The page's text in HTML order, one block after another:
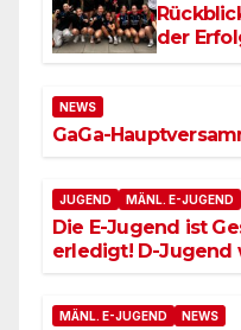
der
NEWS
GaGa-
JUGEND MÄNL. E-JUGEND
Die E-Jugend ist
erledigt! D-Jugend
MÄNL. E-JUGEND NEWS